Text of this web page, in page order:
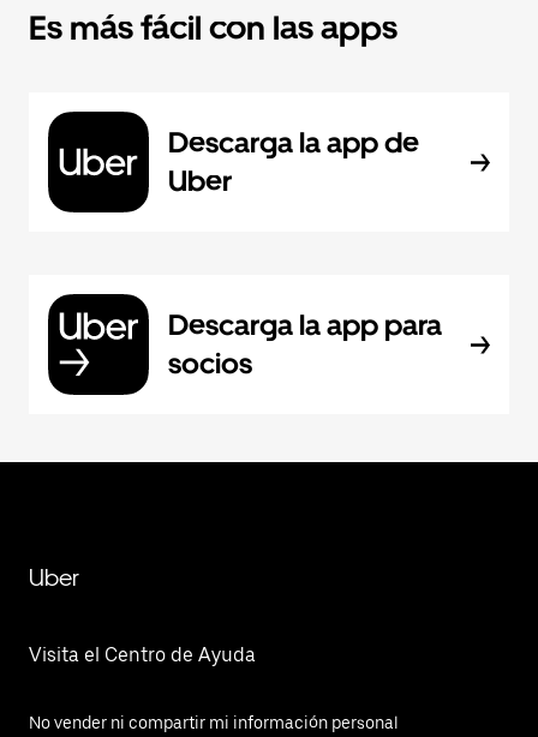
Es más fácil con las apps
Descarga la app de
Uber
Descarga la app para
socios
Uber
Visita el Centro de Ayuda
No vender ni compartir mi información personal